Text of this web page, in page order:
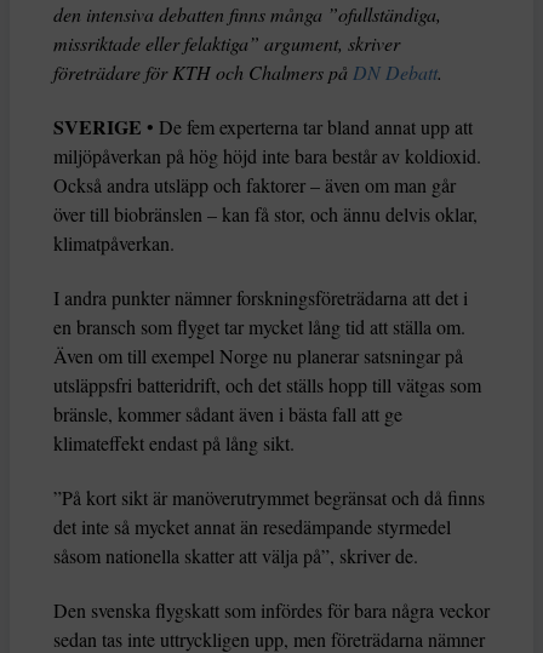
den intensiva debatten finns många ”ofullständiga,
missriktade eller felaktiga” argument, skriver
företrädare för KTH och Chalmers på DN Debatt.
SVERIGE • De fem experterna tar bland annat upp att
miljöpåverkan på hög höjd inte bara består av koldioxid.
Också andra utsläpp och faktorer – även om man går
över till biobränslen – kan få stor, och ännu delvis oklar,
klimatpåverkan.
I andra punkter nämner forskningsföreträdarna att det i
en bransch som flyget tar mycket lång tid att ställa om.
Även om till exempel Norge nu planerar satsningar på
utsläppsfri batteridrift, och det ställs hopp till vätgas som
bränsle, kommer sådant även i bästa fall att ge
klimateffekt endast på lång sikt.
”På kort sikt är manöverutrymmet begränsat och då finns
det inte så mycket annat än resedämpande styrmedel
såsom nationella skatter att välja på”, skriver de.
Den svenska flygskatt som infördes för bara några veckor
sedan tas inte uttryckligen upp, men företrädarna nämner